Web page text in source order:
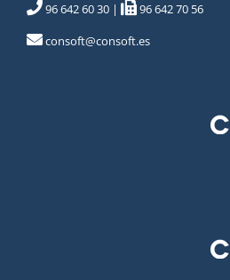
96 642 60 30 |
96 642 70 56
consoft@consoft.es